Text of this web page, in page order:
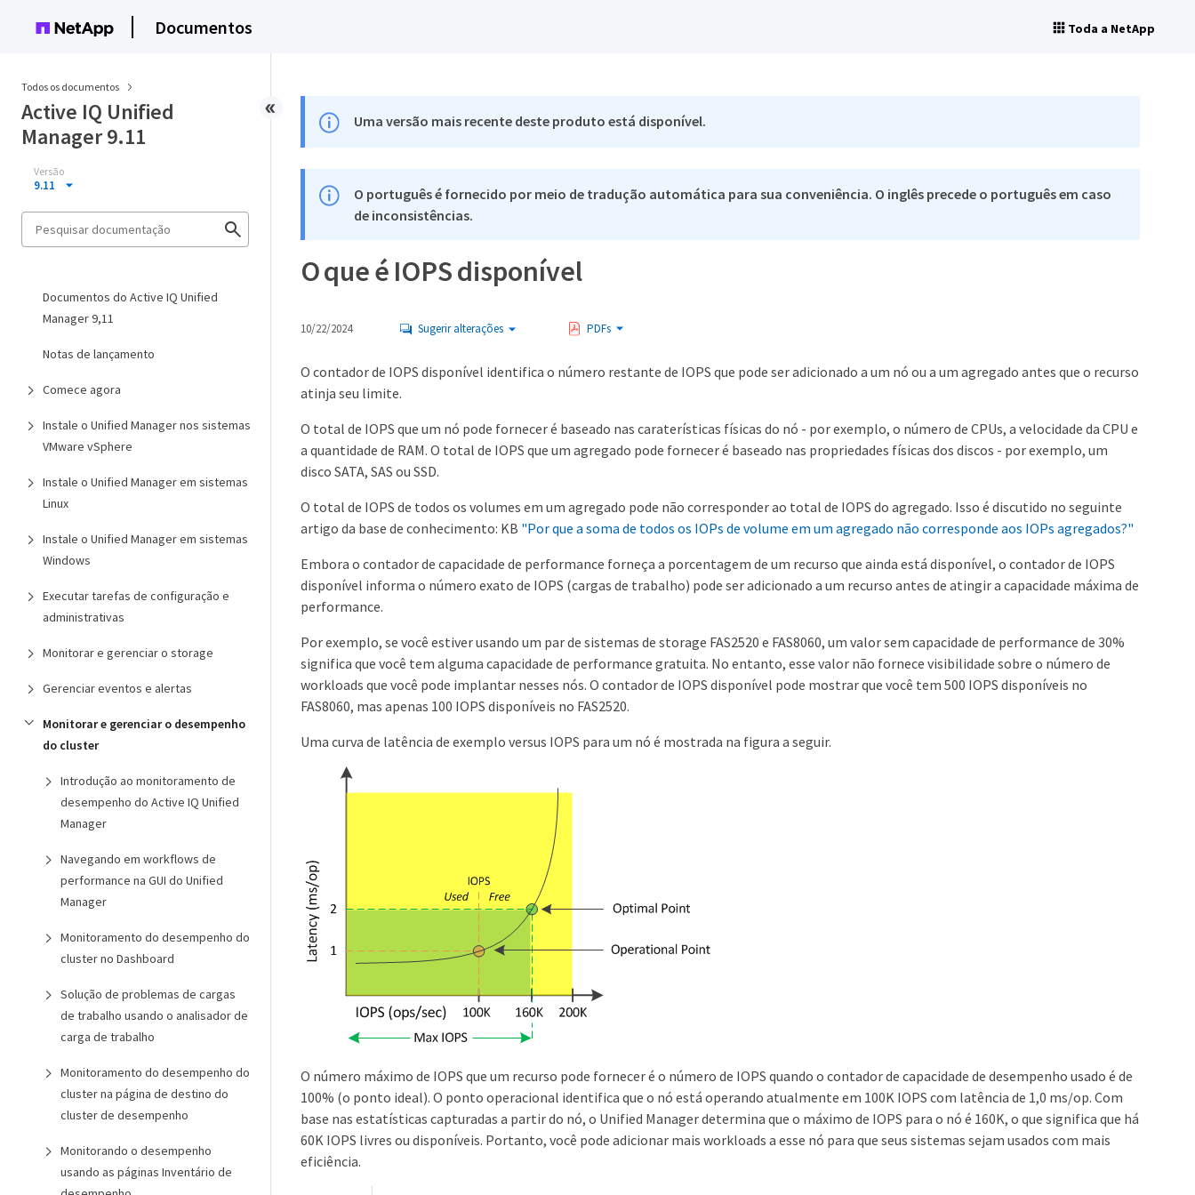
Documentos Toda a NetApp
Todos os documentos
Active IQ Unified
Manager 9.11
Versão
9.11
Documentos do Active IQ Unified
Manager 9,11
Notas de lançamento
Comece agora
Instale o Unified Manager nos sistemas
VMware vSphere
Instale o Unified Manager em sistemas
Linux
Instale o Unified Manager em sistemas
Windows
Executar tarefas de configuração e
administrativas
Monitorar e gerenciar o storage
Gerenciar eventos e alertas
Monitorar e gerenciar o desempenho
do cluster
Introdução ao monitoramento de
desempenho do Active IQ Unified
Manager
Navegando em workflows de
performance na GUI do Unified
Manager
Monitoramento do desempenho do
cluster no Dashboard
Solução de problemas de cargas
de trabalho usando o analisador de
carga de trabalho
Monitoramento do desempenho do
cluster na página de destino do
cluster de desempenho
Monitorando o desempenho
usando as páginas Inventário de
Uma versão mais recente deste produto está disponível.
O português é fornecido por meio de tradução automática para sua conveniência. O inglês precede o português em caso
de inconsistências.
O que é IOPS disponível
10/22/2024 Sugerir alterações PDFs
O contador de IOPS disponível identifica o número restante de IOPS que pode ser adicionado a um nó ou a um agregado antes que o recurso
atinja seu limite.
O total de IOPS que um nó pode fornecer é baseado nas caraterísticas físicas do nó - por exemplo, o número de CPUs, a velocidade da CPU e
a quantidade de RAM. O total de IOPS que um agregado pode fornecer é baseado nas propriedades físicas dos discos - por exemplo, um
disco SATA, SAS ou SSD.
O total de IOPS de todos os volumes em um agregado pode não corresponder ao total de IOPS do agregado. Isso é discutido no seguinte
artigo da base de conhecimento: KB "Por que a soma de todos os IOPs de volume em um agregado não corresponde aos IOPs agregados?"
Embora o contador de capacidade de performance forneça a porcentagem de um recurso que ainda está disponível, o contador de IOPS
disponível informa o número exato de IOPS (cargas de trabalho) pode ser adicionado a um recurso antes de atingir a capacidade máxima de
performance.
Por exemplo, se você estiver usando um par de sistemas de storage FAS2520 e FAS8060, um valor sem capacidade de performance de 30%
significa que você tem alguma capacidade de performance gratuita. No entanto, esse valor não fornece visibilidade sobre o número de
workloads que você pode implantar nesses nós. O contador de IOPS disponível pode mostrar que você tem 500 IOPS disponíveis no
FAS8060, mas apenas 100 IOPS disponíveis no FAS2520.
Uma curva de latência de exemplo versus IOPS para um nó é mostrada na figura a seguir.
O número máximo de IOPS que um recurso pode fornecer é o número de IOPS quando o contador de capacidade de desempenho usado é de
100% (o ponto ideal). O ponto operacional identifica que o nó está operando atualmente em 100K IOPS com latência de 1,0 ms/op. Com
base nas estatísticas capturadas a partir do nó, o Unified Manager determina que o máximo de IOPS para o nó é 160K, o que significa que há
60K IOPS livres ou disponíveis. Portanto, você pode adicionar mais workloads a esse nó para que seus sistemas sejam usados com mais
eficiência.